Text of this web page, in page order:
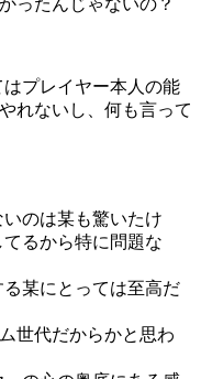
ったんじゃないの？
プレイヤー本人の能
れないし、何も言って
のは某も驚いたけ
るから特に問題な
某にとっては至高だ
世代だからかと思わ